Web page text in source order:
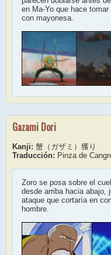
en Ma-Yo que hace
con mayonesa.
Gazami Dori
Kanji: 蟹（ガザミ）獲り
Traducción: Pinza de
Zoro se posa sobre el
desde arriba hacia abajo,
ataque que cortaría en
hombre.